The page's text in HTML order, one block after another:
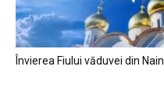
Învierea Fiului văduvei din Nain